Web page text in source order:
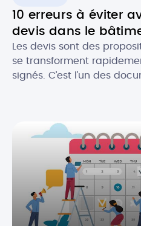
10 erreurs à éviter
devis dans le
Les devis sont des
se transforment
signés. C’est l’un des
un prospect. Il est donc